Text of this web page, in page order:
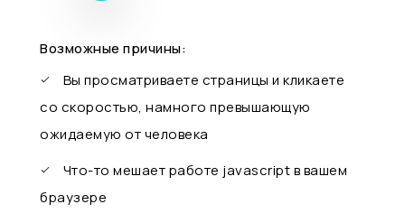
Возможные причины:
Вы просматриваете страницы и кликаете
со скоростью, намного превышающую
ожидаемую от человека
Что-то мешает работе javascript в вашем
браузере